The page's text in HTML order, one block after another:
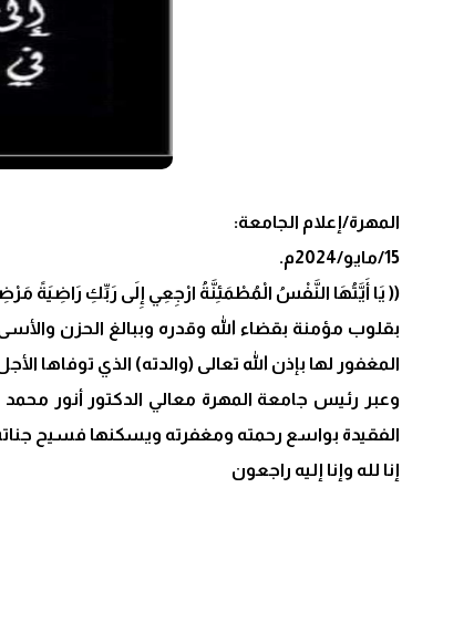
المهرة/إعلام الجامعة:
15/مايو/2024م.
(( يَا أَيَّتُهَا النَّفْسُ الْمُطْمَئِنَّةُ ارْجِعِي إِلَى رَبِّكِ رَاضِيَةً
بقلوب مؤمنة بقضاء الله وقدره وببالغ الحزن
المغفور لها بإذن الله تعالى (والدته) الذي توفاها
وعبر رئيس جامعة المهرة معالي الدكتور أنور محمد
الفقيدة بواسع رحمته ومغفرته ويسكنها فسيح
إنا لله وإنا إليه راجعون